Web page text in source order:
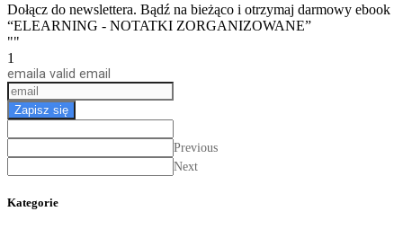
Dołącz do newslettera. Bądź na bieżąco i otrzymaj darmowy ebook
“ELEARNING - NOTATKI ZORGANIZOWANE”
""
1
email a valid email
Zapisz się
Previous
Next
Kategorie